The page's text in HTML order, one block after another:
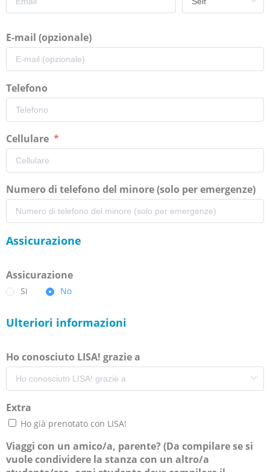
E-mail (opzionale)
Telefono
Cellulare
Numero di telefono del minore (solo per emergenze)
Assicurazione
Assicurazione
Si No
Ulteriori informazioni
Ho conosciuto LISA! grazie a
Extra
Ho già prenotato con LISA!
Viaggi con un amico/a, parente? (Da compilare se si
vuole condividere la stanza con un altro/a